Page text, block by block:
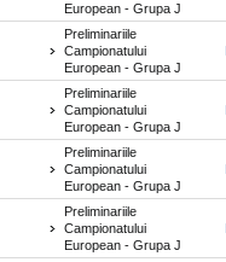
European - Grupa J
Preliminariile
Campionatului
European - Grupa J
Preliminariile
Campionatului
European - Grupa J
Preliminariile
Campionatului
European - Grupa J
Preliminariile
Campionatului
European - Grupa J